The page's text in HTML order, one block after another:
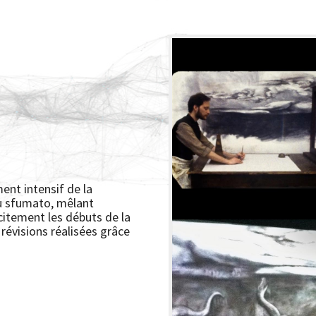
intensif de la
sfumato, mêlant
les débuts de la
réalisées grâce